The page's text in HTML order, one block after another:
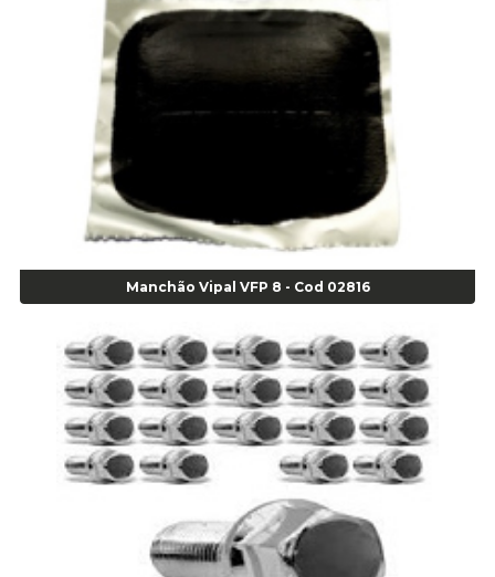
Alicate Anéis Interno Reto 3.3/8 pol x 6.1/2 pol - cod 00977
Alicate Bico Curvo - Cod 01781
Alicate Bico Reto - Cod 02804
Alicate Bico Reto Tipo Telefone - Cod 02911
Alicate Bomba D Água - Cod 01326
Alicate Corte Diagonal - Cod 02138
Alicate Corte Frontal - Cod 02685
Alicate Corte Frontal - Cod 02685
Alicate de Corte Diagonal - cod 02138
Alicate de Pressão Gedore - Cod 01856
Alicate para Abracadeira 3/16" x 1.3/16" 29840 - Gedore - Cod 02174
Alicate para Anéis Externos Bico Reto - Gedore A2 - Cod 00894
Alicate para Anéis Externos com Bico Curvo - Gedore A21 - Cod 00895
Alicate para Anéis Internos Bico Curvo - Gedore J21 - Cod 00893
Alicate para Anéis Tipo Trava Câmbio 8134 Gedore - Cod 02008
Alicate para Balanceamento - Cod 03078
Alicate para trava de cambio 398 11" - Corneta - Cod 03113
Alicate Universal - Cod 01718
Manchão Vipal VFP 8 - Cod 02816